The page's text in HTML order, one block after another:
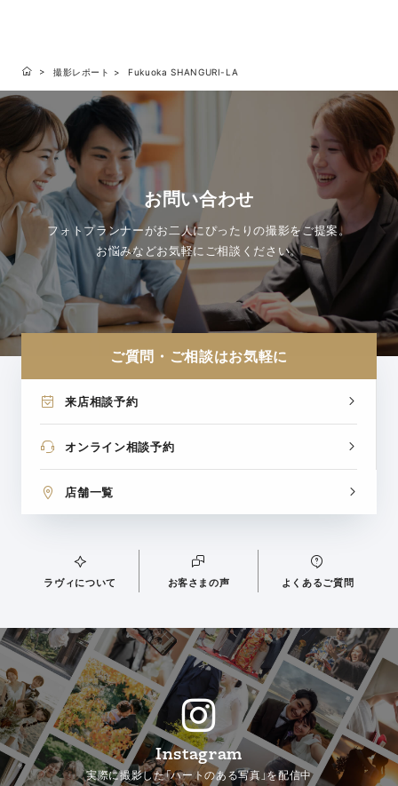
撮影レポート Fukuoka SHANGURI-LA
お問い合わせ
フォトプランナーがお二人にぴったりの撮影をご提案。
お悩みなどお気軽にご相談ください。
ご質問・ご相談はお気軽に
来店相談予約
オンライン相談予約
店舗一覧
ラヴィについて お客さまの声 よくあるご質問
Instagram
実際に撮影した「ハートのある写真」を配信中